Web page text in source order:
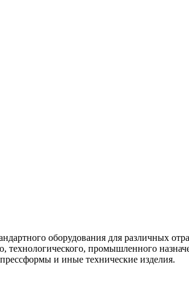
оборудования для различных
технологического, промышленного
и иные технические изделия.